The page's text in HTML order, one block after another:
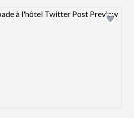
Design preview image